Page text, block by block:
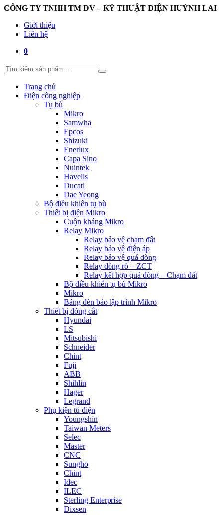
CÔNG TY TNHH TM DV – KỸ THUẬT ĐIỆN HUỲNH LAI
Giới thiệu
Liên hệ
0
Trang chủ
Điện công nghiệp
Tụ bù
Mikro
Samwha
Epcos
Shizuki
Enerlux
Capa Sino
Nuintek
Havells
Ducati
Dae Yeong
Bộ điều khiển tụ bù
Thiết bị điện Mikro
Cuộn kháng Mikro
Relay Mikro
Relay bảo vệ chạm đất
Relay bảo vệ điện áp
Relay bảo vệ quá dòng
Relay dòng rò – ZCT
Relay kết hợp quá dòng – Chạm đất
Bộ điều khiển tụ bù Mikro
Mikro
Bảng đèn báo lập trình Mikro
Thiết bị đóng cắt
Hyundai
LS
Mitsubishi
Schneider
Chint
Fuji
ABB
Shihlin
Hager
Legrand
Phụ kiện tủ điện
Youngshin
Taiwan Meters
Selec
Master
CNC
Sungho
Chint
Idec
ILEC
Sterling Enterprise
Dixsen